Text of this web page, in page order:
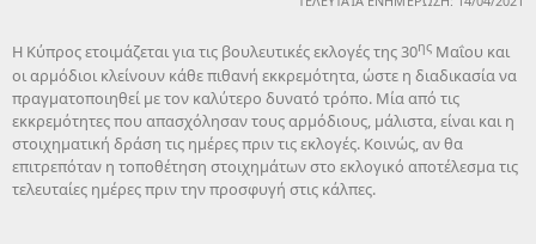
Η Κύπρος ετοιμάζεται για τις βουλευτικές εκλογές της 30ης Μαΐου και
οι αρμόδιοι κλείνουν κάθε πιθανή εκκρεμότητα, ώστε η διαδικασία να
πραγματοποιηθεί με τον καλύτερο δυνατό τρόπο. Μία από τις
εκκρεμότητες που απασχόλησαν τους αρμόδιους, μάλιστα, είναι και η
στοιχηματική δράση τις ημέρες πριν τις εκλογές. Κοινώς, αν θα
επιτρεπόταν η τοποθέτηση στοιχημάτων στο εκλογικό αποτέλεσμα τις
τελευταίες ημέρες πριν την προσφυγή στις κάλπες.